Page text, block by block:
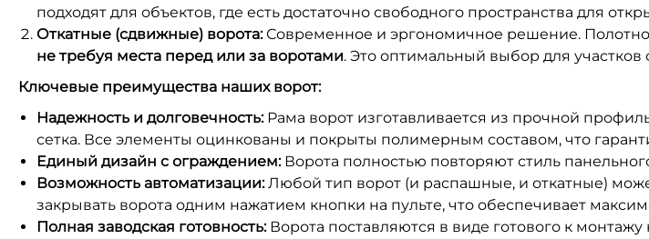
подходят для объектов, где есть достаточно свободного пространства для
Откатные (сдвижные) ворота:Современное и эргономичное решение. Полотно
не требуя места перед или за воротами. Это оптимальный выбор для
Ключевые преимущества наших ворот:
Надежность и долговечность:Рама ворот изготавливается из прочной
сетка. Все элементы оцинкованы и покрыты полимерным составом, что
Единый дизайн с ограждением:Ворота полностью повторяют стиль
Возможность автоматизации:Любой тип ворот (и распашные, и откатные)
закрывать ворота одним нажатием кнопки на пульте, что обеспечивает
Полная заводская готовность:Ворота поставляются в виде готового к